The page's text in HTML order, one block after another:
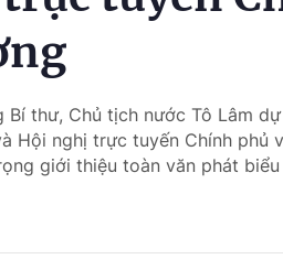
Bí thư, Chủ tịch nước Tô Lâm
Hội nghị trực tuyến Chính phủ
giới thiệu toàn văn phát